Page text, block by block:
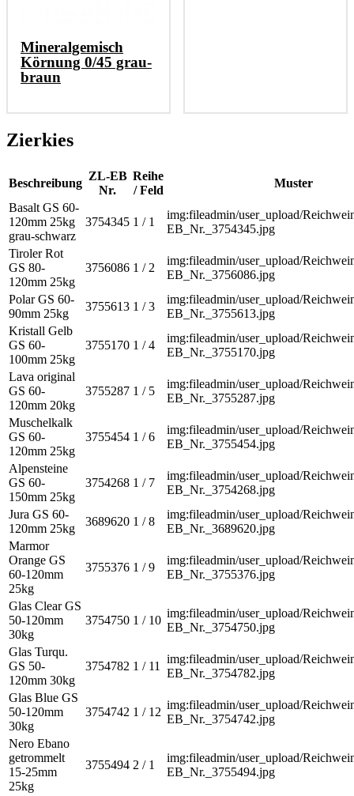
Mineralgemisch
Körnung 0/45 grau-
braun
Zierkies
Beschreibung
ZL-EB
Nr.
Reihe
/ Feld
Muster
Basalt GS 60-
120mm 25kg
grau-schwarz
3754345 1 / 1
img:fileadmin/user_upload/
EB_Nr._3754345.jpg
Tiroler Rot
GS 80-
120mm 25kg
3756086 1 / 2
img:fileadmin/user_upload/
EB_Nr._3756086.jpg
Polar GS 60-
90mm 25kg
3755613 1 / 3
img:fileadmin/user_upload/
EB_Nr._3755613.jpg
Kristall Gelb
GS 60-
100mm 25kg
3755170 1 / 4
img:fileadmin/user_upload/
EB_Nr._3755170.jpg
Lava original
GS 60-
120mm 20kg
3755287 1 / 5
img:fileadmin/user_upload/
EB_Nr._3755287.jpg
Muschelkalk
GS 60-
120mm 25kg
3755454 1 / 6
img:fileadmin/user_upload/
EB_Nr._3755454.jpg
Alpensteine
GS 60-
150mm 25kg
3754268 1 / 7
img:fileadmin/user_upload/
EB_Nr._3754268.jpg
Jura GS 60-
120mm 25kg
3689620 1 / 8
img:fileadmin/user_upload/
EB_Nr._3689620.jpg
Marmor
Orange GS
60-120mm
25kg
3755376 1 / 9
img:fileadmin/user_upload/
EB_Nr._3755376.jpg
Glas Clear GS
50-120mm
30kg
3754750 1 / 10
img:fileadmin/user_upload/
EB_Nr._3754750.jpg
Glas Turqu.
GS 50-
120mm 30kg
3754782 1 / 11
img:fileadmin/user_upload/
EB_Nr._3754782.jpg
Glas Blue GS
50-120mm
30kg
3754742 1 / 12
img:fileadmin/user_upload/
EB_Nr._3754742.jpg
Nero Ebano
getrommelt
15-25mm
25kg
3755494 2 / 1
img:fileadmin/user_upload/
EB_Nr._3755494.jpg